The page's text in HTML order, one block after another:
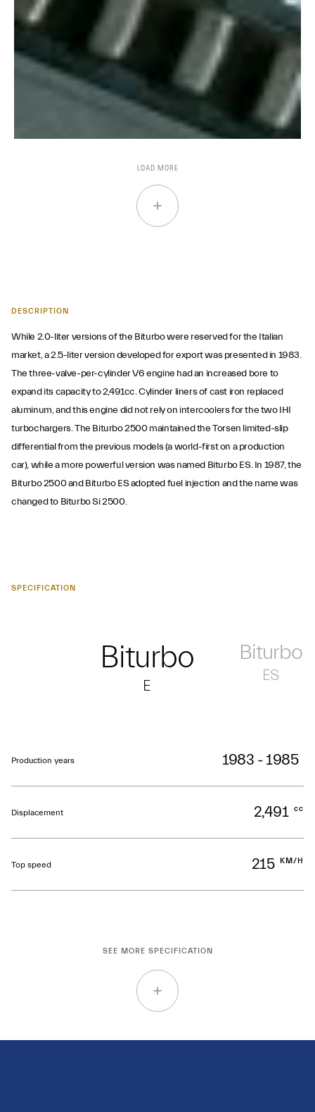
LOAD MORE
DESCRIPTION
While 2.0-liter versions of the Biturbo were reserved for the Italian
market, a 2.5-liter version developed for export was presented in 1983.
The three-valve-per-cylinder V6 engine had an increased bore to
expand its capacity to 2,491cc. Cylinder liners of cast iron replaced
aluminum, and this engine did not rely on intercoolers for the two IHI
turbochargers. The Biturbo 2500 maintained the Torsen limited-slip
differential from the previous models (a world-first on a production
car), while a more powerful version was named Biturbo ES. In 1987, the
Biturbo 2500 and Biturbo ES adopted fuel injection and the name was
changed to Biturbo Si 2500.
SPECIFICATION
Biturbo
E
Biturbo
ES
Production years 1983 - 1985
Displacement 2,491 cc
Top speed 215 KM/H
SEE MORE SPECIFICATION